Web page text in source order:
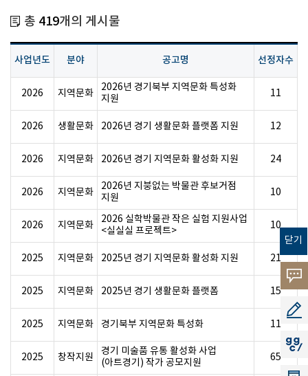
닫기
고객의
소리
공모
지지
총 419개의 게시물
사업년도 분야 공고명 선정자수
2026 지역문화
2026년 경기북부 지역문화 특성화
지원
11
2026 생활문화 2026년 경기 생활문화 플랫폼 지원 12
2026 지역문화 2026년 경기 지역문화 활성화 지원 24
2026 지역문화
2026년 지붕없는 박물관 후보거점
지원
10
2026 지역문화
2026 실학박물관 작은 실험 지원사업
<실실실 프로젝트>
10
2025 지역문화 2025년 경기 지역문화 활성화 지원 21
2025 지역문화 2025년 경기 생활문화 플랫폼 15
2025 지역문화 경기북부 지역문화 특성화 11
2025 창작지원
경기 미술품 유통 활성화 사업
(아트경기) 작가 공모지원
65